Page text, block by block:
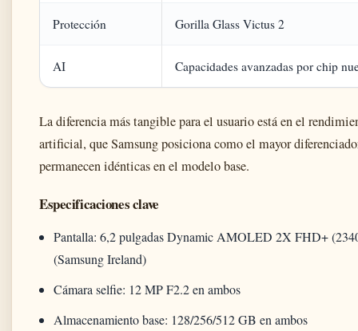
Protección Gorilla Glass Victus 2
AI Capacidades avanzadas por chip
La diferencia más tangible para el usuario está en el
artificial, que Samsung posiciona como el mayor
permanecen idénticas en el modelo base.
Especificaciones clave
Pantalla: 6,2 pulgadas Dynamic AMOLED 2X FHD+
(Samsung Ireland)
Cámara selfie: 12 MP F2.2 en ambos
Almacenamiento base: 128/256/512 GB en ambos